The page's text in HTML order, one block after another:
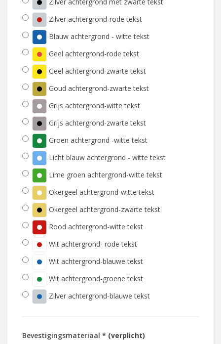
Zilver achtergrond-rode tekst
Blauw achtergrond - witte tekst
Geel achtergrond-rode tekst
Geel achtergrond-zwarte tekst
Goud achtergrond-zwarte tekst
Grijs achtergrond-witte tekst
Grijs achtergrond-zwarte tekst
Groen achtergrond -witte tekst
Licht blauw achtergrond - witte tekst
Lime groen achtergrond-witte tekst
Okergeel achtergrond-witte tekst
Okergeel achtergrond-zwarte tekst
Rood achtergrond-witte tekst
Wit achtergrond- rode tekst
Wit achtergrond-blauwe tekst
Wit achtergrond-groene tekst
Zilver achtergrond-blauwe tekst
Bevestigingsmateriaal * (verplicht)